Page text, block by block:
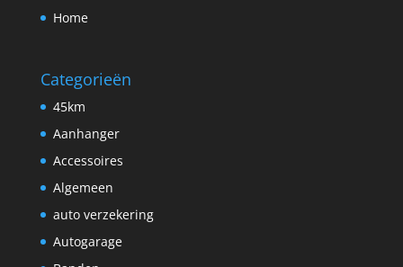
Home
Categorieën
45km
Aanhanger
Accessoires
Algemeen
auto verzekering
Autogarage